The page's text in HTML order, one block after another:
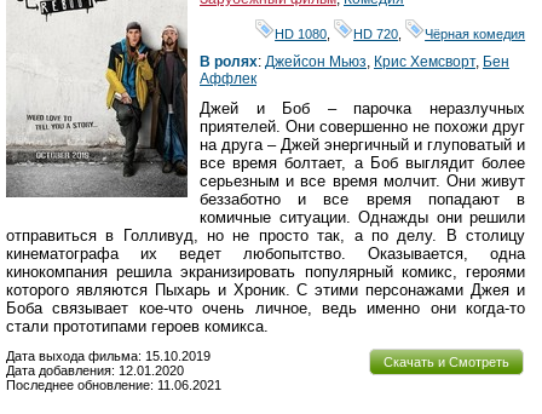
HD 1080 HD 720 Чёрная комедия
В ролях: Джейсон Мьюз, Крис Хемсворт, Бен
Аффлек
Джей и Боб – парочка неразлучных
приятелей. Они совершенно не похожи друг
на друга – Джей энергичный и глуповатый и
все время болтает, а Боб выглядит более
серьезным и все время молчит. Они живут
беззаботно и все время попадают в
комичные ситуации. Однажды они решили
отправиться в Голливуд, но не просто так, а по делу. В столицу
кинематографа их ведет любопытство. Оказывается, одна
кинокомпания решила экранизировать популярный комикс, героями
которого являются Пыхарь и Хроник. С этими персонажами Джея и
Боба связывает кое-что очень личное, ведь именно они когда-то
стали прототипами героев комикса.
Скачать и Смотреть
Дата выхода фильма: 15.10.2019
Дата добавления: 12.01.2020
Последнее обновление: 11.06.2021